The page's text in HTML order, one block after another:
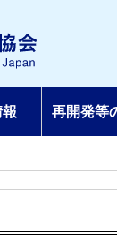
再開発等